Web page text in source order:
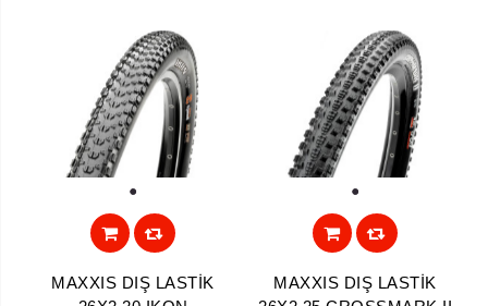
MAXXIS DIŞ LASTİK
MAXXIS DIŞ LASTİK